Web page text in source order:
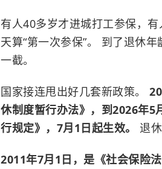
有人40多岁才进城打工参保，
天算“第一次参保”。 到了退休
一截。
国家接连甩出好几套新政策。
休制度暂行办法》，到2026年5
行规定》，7月1日起生效。 退
2011年7月1日，是《社会保险